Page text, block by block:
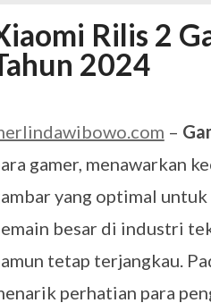
Mengapa
Sewa Tenda
Desain Banner
Rilis 2
2024
–
gamer, menawarkan
yang optimal untuk
besar di industri
tetap terjangkau.
perhatian para